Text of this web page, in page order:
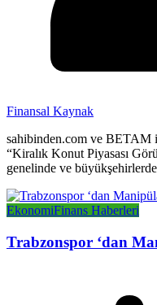
Finansal Kaynak
sahibinden.com ve BETAM
“Kiralık Konut Piyasası
genelinde ve büyükşehirlerde
EkonomiFinans Haberleri
Trabzonspor ‘dan